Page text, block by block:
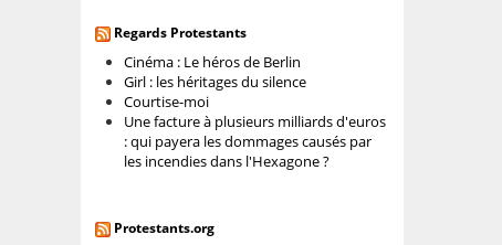
Regards Protestants
Cinéma : Le héros de Berlin
Girl : les héritages du silence
Courtise-moi
Une facture à plusieurs milliards d'euros
: qui payera les dommages causés par
les incendies dans l'Hexagone ?
Protestants.org